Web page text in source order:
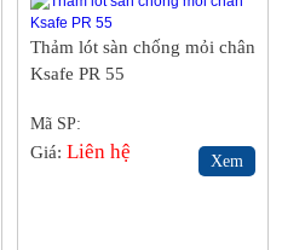
Thảm lót sàn chống mỏi chân
Ksafe PR 55
Mã SP:
Giá:Liên hệ Xem